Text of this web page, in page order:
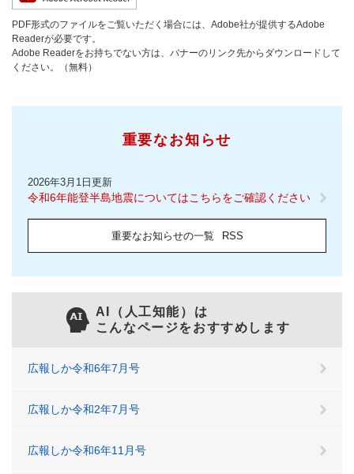
PDF形式のファイルをご覧いただく場合には、Adobe社が提供するAdobe
Readerが必要です。
Adobe Readerをお持ちでない方は、バナーのリンク先からダウンロードして
ください。（無料）
重要なお知らせ
2026年3月1日更新
令和6年能登半島地震についてはこちらをご確認ください
重要なお知らせの一覧 RSS
AI（人工知能）は
こんなページをおすすめします
広報しか令和6年7月号
広報しか令和2年7月号
広報しか令和6年11月号